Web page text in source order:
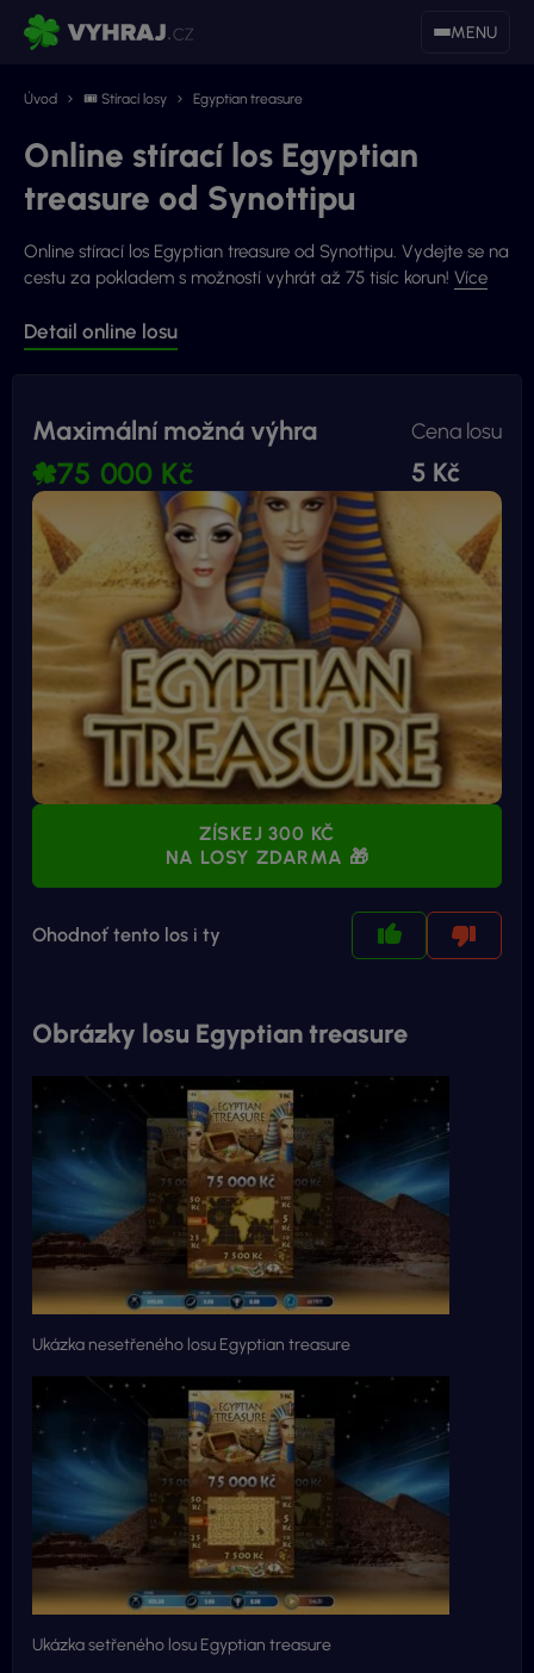
MENU
Úvod 🎟 Stírací losy Egyptian treasure
Online stírací los Egyptian
treasure od Synottipu
Online stírací los Egyptian treasure od Synottipu. Vydejte se na
cestu za pokladem s možností vyhrát až 75 tisíc korun! Více
Detail online losu
Maximální možná výhra
75 000 Kč
Cena losu
5 Kč
ZÍSKEJ 300 KČ
NA LOSY ZDARMA 🎁
Ohodnoť tento los i ty
Obrázky losu Egyptian treasure
Ukázka nesetřeného losu Egyptian treasure
Ukázka setřeného losu Egyptian treasure